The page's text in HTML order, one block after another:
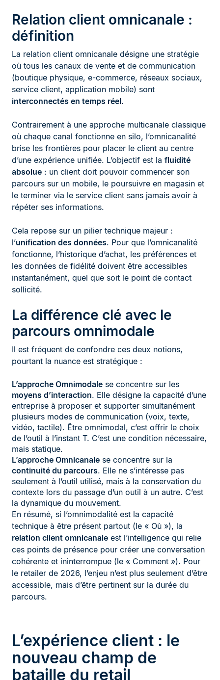
Relation client omnicanale :
définition
La relation client omnicanale désigne une stratégie
où tous les canaux de vente et de communication
(boutique physique, e-commerce, réseaux sociaux,
service client, application mobile) sont
interconnectés en temps réel.
Contrairement à une approche multicanale classique
où chaque canal fonctionne en silo, l’omnicanalité
brise les frontières pour placer le client au centre
d’une expérience unifiée. L’objectif est la fluidité
absolue : un client doit pouvoir commencer son
parcours sur un mobile, le poursuivre en magasin et
le terminer via le service client sans jamais avoir à
répéter ses informations.
Cela repose sur un pilier technique majeur :
l’unification des données. Pour que l’omnicanalité
fonctionne, l’historique d’achat, les préférences et
les données de fidélité doivent être accessibles
instantanément, quel que soit le point de contact
sollicité.
La différence clé avec le
parcours omnimodale
Il est fréquent de confondre ces deux notions,
pourtant la nuance est stratégique :
L’approche Omnimodale se concentre sur les
moyens d’interaction. Elle désigne la capacité d’une
entreprise à proposer et supporter simultanément
plusieurs modes de communication (voix, texte,
vidéo, tactile). Être omnimodal, c’est offrir le choix
de l’outil à l’instant T. C’est une condition nécessaire,
mais statique.
L’approche Omnicanale se concentre sur la
continuité du parcours. Elle ne s’intéresse pas
seulement à l’outil utilisé, mais à la conservation du
contexte lors du passage d’un outil à un autre. C’est
la dynamique du mouvement.
En résumé, si l’omnimodalité est la capacité
technique à être présent partout (le « Où »), la
relation client omnicanale est l’intelligence qui relie
ces points de présence pour créer une conversation
cohérente et ininterrompue (le « Comment »). Pour
le retailer de 2026, l’enjeu n’est plus seulement d’être
accessible, mais d’être pertinent sur la durée du
parcours.
L’expérience client : le
nouveau champ de
bataille du retail